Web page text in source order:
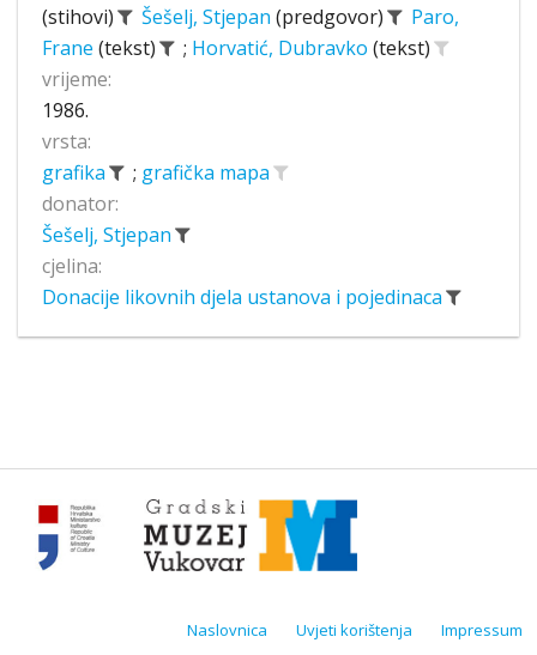
(stihovi)
Šešelj, Stjepan (predgovor)
Paro,
Frane (tekst) ; Horvatić, Dubravko (tekst)
vrijeme:
1986.
vrsta:
grafika
; grafička mapa
donator:
Šešelj, Stjepan
cjelina:
Donacije likovnih djela ustanova i pojedinaca
Naslovnica Uvjeti korištenja Impressum